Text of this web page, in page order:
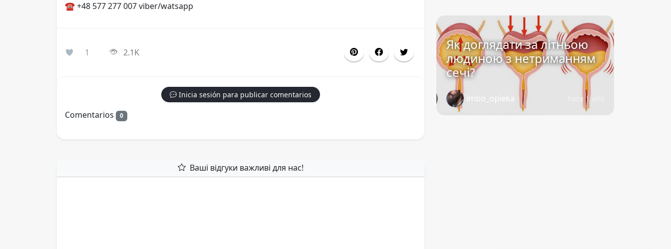
☎️ +48 577 277 007 viber/watsapp
1 2.1K
Inicia sesión para publicar comentarios
Comentarios 0
Ваші відгуки важливі для нас!
Як доглядати за літньою
людиною з нетриманням
сечі?
imbo_opieka hace 1 año